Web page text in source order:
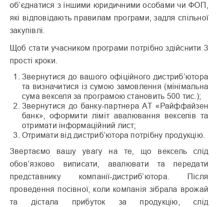
об’єднатися з іншими юридичними особами чи ФОП,
які відповідають правилам програми, задля спільної
закупівлі.
Щоб стати учасником програми потрібно здійснити 3
прості кроки.
Звернутися до вашого офіційного дистриб’ютора
та визначитися із сумою замовлення (мінімальна
сума векселя за програмою становить 500 тис.);
Звернутися до банку-партнера АТ «Райффайзен
банк», оформити ліміт авалювання векселів та
отримати інформаційний лист;
Отримати від дистриб’ютора потрібну продукцію.
Звертаємо вашу увагу на те, що вексель слід
обов’язково виписати, авалювати та передати
представнику компанії-дистриб’ютора. Після
проведення посівної, коли компанія зібрала врожай
та дістала прибуток за продукцію, слід